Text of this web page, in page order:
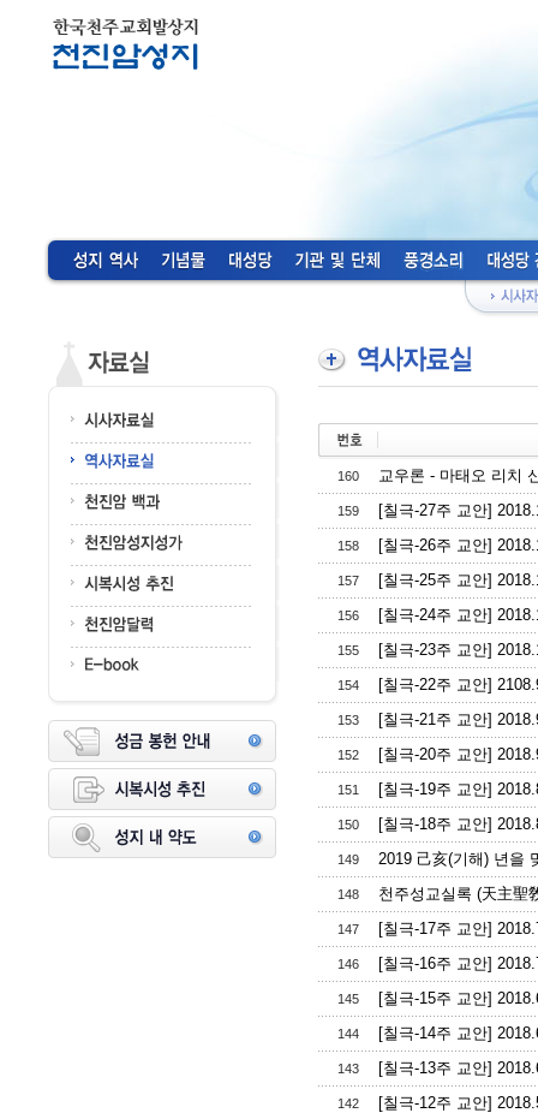
160 교우론 - 마태오 리치
159 [칠극-27주 교안]
158 [칠극-26주 교안]
157 [칠극-25주 교안]
156 [칠극-24주 교안]
155 [칠극-23주 교안]
154 [칠극-22주 교안]
153 [칠극-21주 교안]
152 [칠극-20주 교안]
151 [칠극-19주 교안]
150 [칠극-18주 교안]
149 2019 己亥(기해) 년을
148 천주성교실록 (天主聖
147 [칠극-17주 교안]
146 [칠극-16주 교안]
145 [칠극-15주 교안]
144 [칠극-14주 교안]
143 [칠극-13주 교안]
142 [칠극-12주 교안]